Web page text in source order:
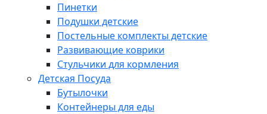
Пинетки
Подушки детские
Постельные комплекты детские
Развивающие коврики
Стульчики для кормления
Детская Посуда
Бутылочки
Контейнеры для еды